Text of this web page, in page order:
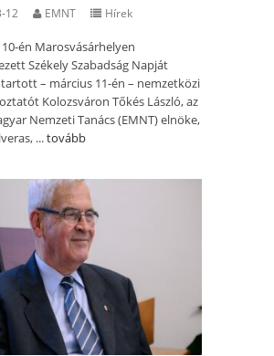
12 EMNT Hírek
én Marosvásárhelyen
Székely Szabadság Napját
– március 11-én – nemzetközi
Kolozsváron Tőkés László, az
Nemzeti Tanács (EMNT) elnöke,
...tovább